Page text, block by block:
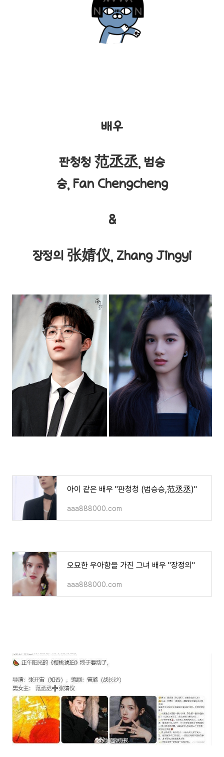
배우
판청청 范丞丞, 범승
승, Fan Chengcheng
&
장정의 张婧仪, Zhang Jingyi
아이 같은 배우 "판청청 (범승승,范丞丞)"
aaa888000.com
오묘한 우아함을 가진 그녀 배우 "장정의"
aaa888000.com